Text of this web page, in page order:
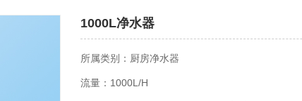
1000L净水器
所属类别：厨房净水器
流量：1000L/H